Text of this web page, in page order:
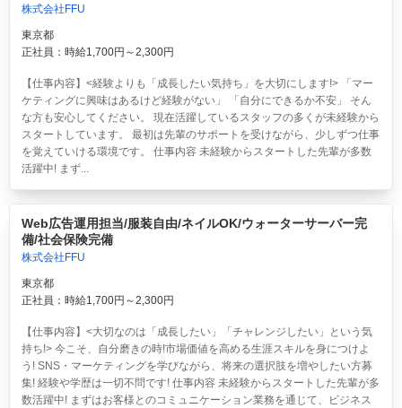
株式会社FFU
東京都
正社員：時給1,700円～2,300円
【仕事内容】<経験よりも「成長したい気持ち」を大切にします!> 「マー
ケティングに興味はあるけど経験がない」 「自分にできるか不安」 そん
な方も安心してください。 現在活躍しているスタッフの多くが未経験から
スタートしています。 最初は先輩のサポートを受けながら、少しずつ仕事
を覚えていける環境です。 仕事内容 未経験からスタートした先輩が多数
活躍中! まず...
Web広告運用担当/服装自由/ネイルOK/ウォーターサーバー完
備/社会保険完備
株式会社FFU
東京都
正社員：時給1,700円～2,300円
【仕事内容】<大切なのは「成長したい」「チャレンジしたい」という気
持ち!> 今こそ、自分磨きの時!市場価値を高める生涯スキルを身につけよ
う! SNS・マーケティングを学びながら、将来の選択肢を増やしたい方募
集! 経験や学歴は一切不問です! 仕事内容 未経験からスタートした先輩が多
数活躍中! まずはお客様とのコミュニケーション業務を通じて、ビジネス